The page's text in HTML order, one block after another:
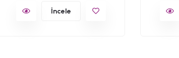
İncele